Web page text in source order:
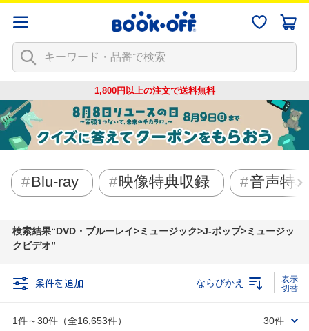
1,800円以上の注文で送料無料
Blu-ray 映像特典収録 音声特
検索結果 DVD・ブルーレイ>ミュージック>J-ポップ>ミュージッ
クビデオ
条件を追加
1件～30件（全16,653件）
ならびかえ
30件